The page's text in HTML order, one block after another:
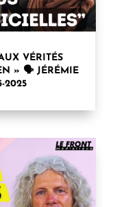
VÉRITÉS
» 🗣 JÉRÉMIE
2025